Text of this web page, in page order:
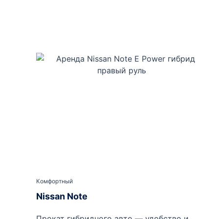
Комфортный
Nissan Note